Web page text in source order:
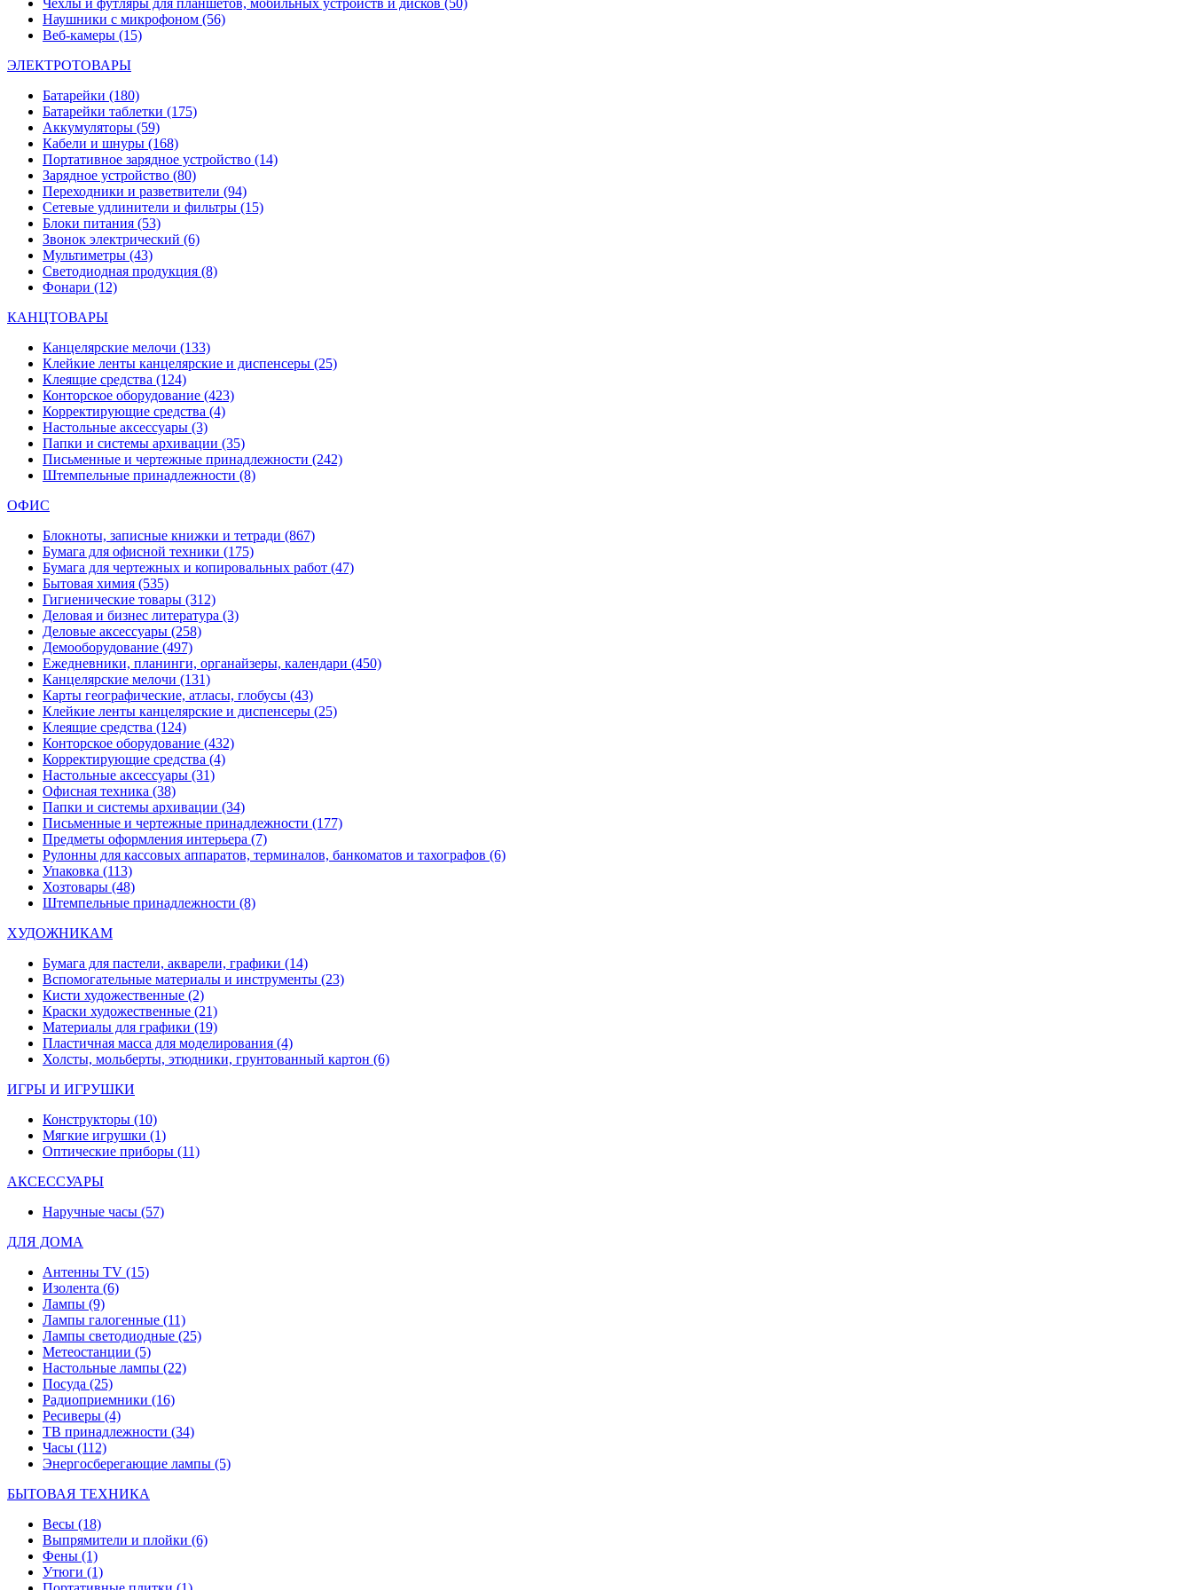
Чехлы и футляры для планшетов, мобильных устройств и дисков (50)
Наушники с микрофоном (56)
Веб-камеры (15)
ЭЛЕКТРОТОВАРЫ
Батарейки (180)
Батарейки таблетки (175)
Аккумуляторы (59)
Кабели и шнуры (168)
Портативное зарядное устройство (14)
Зарядное устройство (80)
Переходники и разветвители (94)
Сетевые удлинители и фильтры (15)
Блоки питания (53)
Звонок электрический (6)
Мультиметры (43)
Светодиодная продукция (8)
Фонари (12)
КАНЦТОВАРЫ
Канцелярские мелочи (133)
Клейкие ленты канцелярские и диспенсеры (25)
Клеящие средства (124)
Конторское оборудование (423)
Корректирующие средства (4)
Настольные аксессуары (3)
Папки и системы архивации (35)
Письменные и чертежные принадлежности (242)
Штемпельные принадлежности (8)
ОФИС
Блокноты, записные книжки и тетради (867)
Бумага для офисной техники (175)
Бумага для чертежных и копировальных работ (47)
Бытовая химия (535)
Гигиенические товары (312)
Деловая и бизнес литература (3)
Деловые аксессуары (258)
Демооборудование (497)
Ежедневники, планинги, органайзеры, календари (450)
Канцелярские мелочи (131)
Карты географические, атласы, глобусы (43)
Клейкие ленты канцелярские и диспенсеры (25)
Клеящие средства (124)
Конторское оборудование (432)
Корректирующие средства (4)
Настольные аксессуары (31)
Офисная техника (38)
Папки и системы архивации (34)
Письменные и чертежные принадлежности (177)
Предметы оформления интерьера (7)
Рулонны для кассовых аппаратов, терминалов, банкоматов и тахографов (6)
Упаковка (113)
Хозтовары (48)
Штемпельные принадлежности (8)
ХУДОЖНИКАМ
Бумага для пастели, акварели, графики (14)
Вспомогательные материалы и инструменты (23)
Кисти художественные (2)
Краски художественные (21)
Материалы для графики (19)
Пластичная масса для моделирования (4)
Холсты, мольберты, этюдники, грунтованный картон (6)
ИГРЫ И ИГРУШКИ
Конструкторы (10)
Мягкие игрушки (1)
Оптические приборы (11)
АКСЕССУАРЫ
Наручные часы (57)
ДЛЯ ДОМА
Антенны TV (15)
Изолента (6)
Лампы (9)
Лампы галогенные (11)
Лампы светодиодные (25)
Метеостанции (5)
Настольные лампы (22)
Посуда (25)
Радиоприемники (16)
Ресиверы (4)
ТВ принадлежности (34)
Часы (112)
Энергосберегающие лампы (5)
БЫТОВАЯ ТЕХНИКА
Весы (18)
Выпрямители и плойки (6)
Фены (1)
Утюги (1)